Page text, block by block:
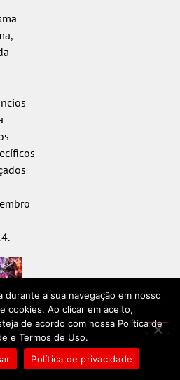
durante a sua navegação em nosso
cookies. Ao clicar em aceito,
de acordo com nossa Política de
e Termos de Uso.
Política de privacidade